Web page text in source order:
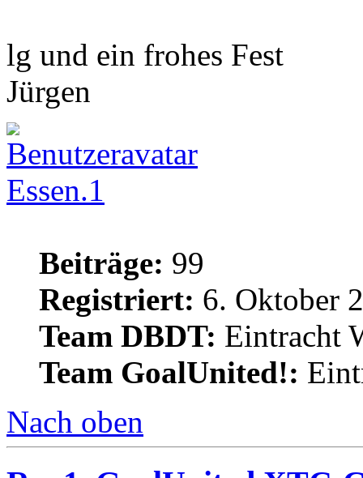
lg und ein frohes Fest
Jürgen
Essen.1
Beiträge: 99
Registriert: 6. Oktober
Team DBDT: Eintracht
Team GoalUnited!:
Nach oben